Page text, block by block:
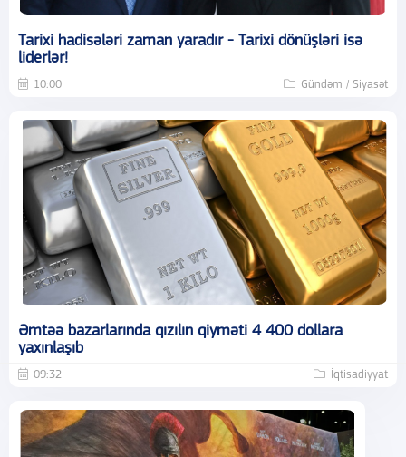
Tarixi hadisələri zaman yaradır - Tarixi dönüşləri isə
liderlər!
10:00 Gündəm / Siyasət
Əmtəə bazarlarında qızılın qiyməti 4 400 dollara
yaxınlaşıb
09:32 İqtisadiyyat